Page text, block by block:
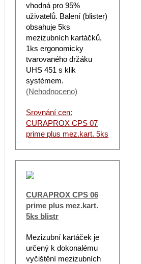
vhodná pro 95%
uživatelů. Balení (blister)
obsahuje 5ks
mezizubních kartáčků,
1ks ergonomicky
tvarovaného držáku
UHS 451 s klik
systémem.
(Nehodnoceno)
Srovnání cen:
CURAPROX CPS 07
prime plus mez.kart. 5ks
CURAPROX CPS 06
prime plus mez.kart.
5ks blistr
Mezizubní kartáček je
určený k dokonalému
vyčištění mezizubních